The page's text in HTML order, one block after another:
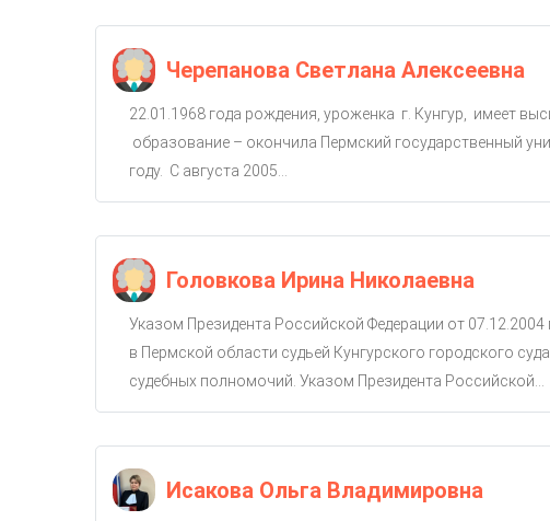
Черепанова Светлана Алексеевна
22.01.1968 года рождения, уроженка г. Кунгур, имеет
образование – окончила Пермский государственный
году. С августа 2005...
Головкова Ирина Николаевна
Указом Президента Российской Федерации от
в Пермской области судьей Кунгурского городского
судебных полномочий. Указом Президента Российской...
Исакова Ольга Владимировна